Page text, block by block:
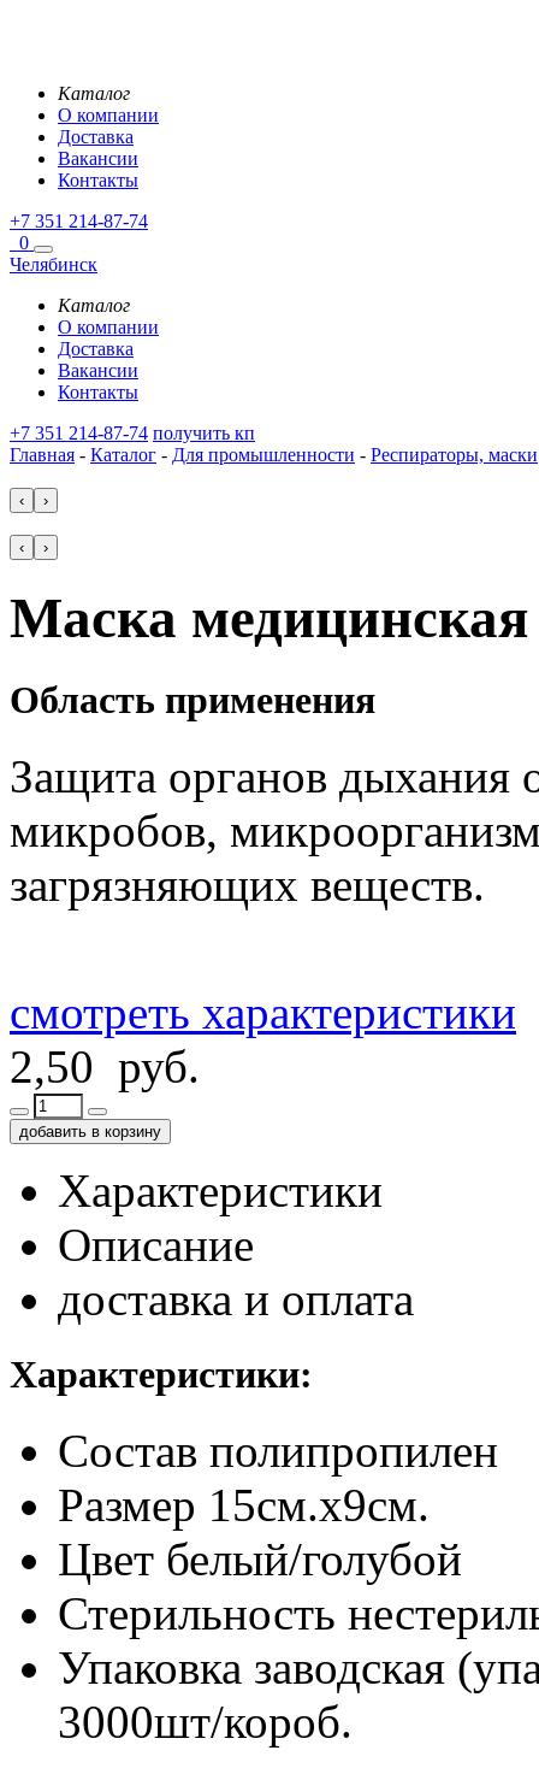
Каталог
О компании
Доставка
Вакансии
Контакты
+7 351 214-87-74
0
Челябинск
Каталог
О компании
Доставка
Вакансии
Контакты
+7 351 214-87-74 получить кп
Главная - Каталог - Для промышленности - Респираторы, маски
‹ ›
‹ ›
Маска медицинская
Область применения
Защита органов дыхания
микробов,
загрязняющих веществ.
смотреть характеристики
2,50 руб.
добавить в корзину
Характеристики
Описание
доставка и оплата
Характеристики:
Состав полипропилен
Размер 15см.х9см.
Цвет белый/голубой
Стерильность
Упаковка заводская
3000шт/короб.